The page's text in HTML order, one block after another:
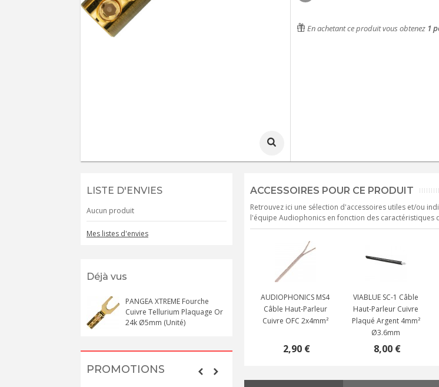
En achetant ce produit vous obtenez 1
LISTE D'ENVIES
Aucun produit
Mes listes d'envies
Déjà vus
PANGEA XTREME Fourche
Cuivre Tellurium Plaquage Or
24k Ø5mm (Unité)
PROMOTIONS
ACCESSOIRES POUR CE PRODUIT
Retrouvez ici une sélection d'accessoires utiles et/ou
l'équipe Audiophonics en fonction des caractéristiques
AUDIOPHONICS MS4
Câble Haut-Parleur
Cuivre OFC 2x4mm²
2,90 €
VIABLUE SC-1 Câble
Haut-Parleur Cuivre
Plaqué Argent 4mm²
Ø3.6mm
8,00 €